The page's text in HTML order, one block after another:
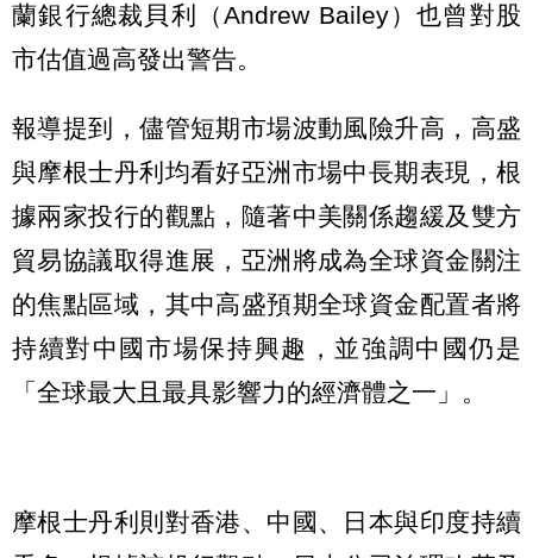
蘭銀行總裁貝利（Andrew Bailey）也曾對股
市估值過高發出警告。
報導提到，儘管短期市場波動風險升高，高盛
與摩根士丹利均看好亞洲市場中長期表現，根
據兩家投行的觀點，隨著中美關係趨緩及雙方
貿易協議取得進展，亞洲將成為全球資金關注
的焦點區域，其中高盛預期全球資金配置者將
持續對中國市場保持興趣，並強調中國仍是
「全球最大且最具影響力的經濟體之一」。
摩根士丹利則對香港、中國、日本與印度持續